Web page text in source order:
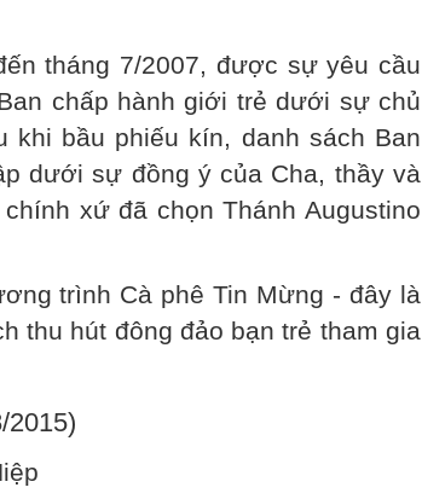
tháng 7/2007, được sự yêu cầu
chấp hành giới trẻ dưới sự chủ
khi bầu phiếu kín, danh sách Ban
dưới sự đồng ý của Cha, thầy và
xứ đã chọn Thánh Augustino
trình Cà phê Tin Mừng - đây là
thu hút đông đảo bạn trẻ tham gia
2015)